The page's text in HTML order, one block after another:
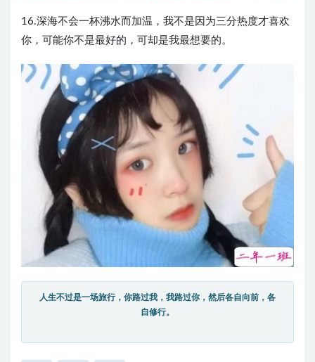
16.深海不会一杯沸水而加温，我不是因为三分热度才喜欢
你，可能你不是最好的，可却是我最想要的。
人生不过是一场旅行，你路过我，我路过你，然后各自向前，各
自修行。